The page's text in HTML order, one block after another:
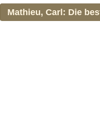
Mathieu, Carl: Die